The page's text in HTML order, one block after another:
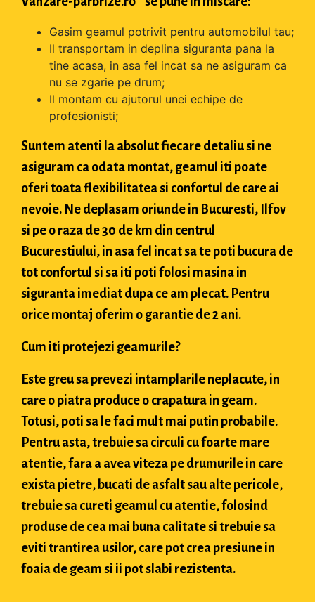
Gasim geamul potrivit pentru automobilul tau;
Il transportam in deplina siguranta pana la
tine acasa, in asa fel incat sa ne asiguram ca
nu se zgarie pe drum;
Il montam cu ajutorul unei echipe de
profesionisti;
Suntem atenti la absolut fiecare detaliu si ne
asiguram ca odata montat, geamul iti poate
oferi toata flexibilitatea si confortul de care ai
nevoie. Ne deplasam oriunde in Bucuresti, Ilfov
si pe o raza de 30 de km din centrul
Bucurestiului, in asa fel incat sa te poti bucura de
tot confortul si sa iti poti folosi masina in
siguranta imediat dupa ce am plecat. Pentru
orice montaj oferim o garantie de 2 ani.
Cum iti protejezi geamurile?
Este greu sa prevezi intamplarile neplacute, in
care o piatra produce o crapatura in geam.
Totusi, poti sa le faci mult mai putin probabile.
Pentru asta, trebuie sa circuli cu foarte mare
atentie, fara a avea viteza pe drumurile in care
exista pietre, bucati de asfalt sau alte pericole,
trebuie sa cureti geamul cu atentie, folosind
produse de cea mai buna calitate si trebuie sa
eviti trantirea usilor, care pot crea presiune in
foaia de geam si ii pot slabi rezistenta.